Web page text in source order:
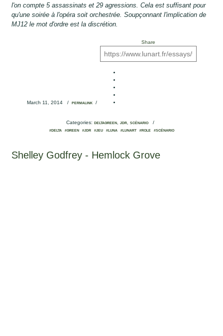
l'on compte 5 assassinats et 29 agressions. Cela est suffisant pour
qu'une soirée à l'opéra soit orchestrée. Soupçonnant l'implication de
MJ12 le mot d'ordre est la discrétion.
March 11, 2014 / PERMALINK/
Share
Categories: DELTAGREEN, JDR, SCÉNARIO/
#DELTA #GREEN #JDR #JEU #LUNA #LUNART #ROLE #SCÉNARIO
Shelley Godfrey - Hemlock Grove